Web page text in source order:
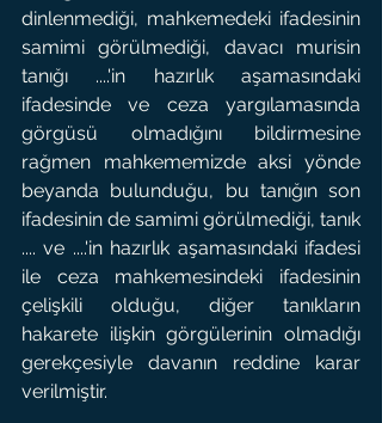
dinlenmediği, mahkemedeki ifadesinin
samimi görülmediği, davacı murisin
tanığı ....'in hazırlık aşamasındaki
ifadesinde ve ceza yargılamasında
görgüsü olmadığını bildirmesine
rağmen mahkememizde aksi yönde
beyanda bulunduğu, bu tanığın son
ifadesinin de samimi görülmediği, tanık
.... ve ....'in hazırlık aşamasındaki ifadesi
ile ceza mahkemesindeki ifadesinin
çelişkili olduğu, diğer tanıkların
hakarete ilişkin görgülerinin olmadığı
gerekçesiyle davanın reddine karar
verilmiştir.